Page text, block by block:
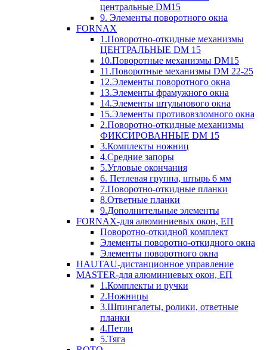
центральные DM15
9. Элементы поворотного окна
FORNAX
1.Поворотно-откидные механизмы
ЦЕНТРАЛЬНЫЕ DM 15
10.Поворотные механизмы DM15
11.Поворотные механизмы DM 22-25
12.Элементы поворотного окна
13.Элементы фрамужного окна
14.Элементы штульпового окна
15.Элементы противовзломного окна
2.Поворотно-откидные механизмы
ФИКСИРОВАННЫЕ DM 15
3.Комплекты ножниц
4.Средние запоры
5.Угловые окончания
6. Петлевая группа, штырь 6 мм
7.Поворотно-откидные планки
8.Ответные планки
9.Дополнительные элементы
FORNAX-для алюминиевых окон, ЕП
Поворотно-откидной комплект
Элементы поворотно-откидного окна
Элементы поворотного окна
HAUTAU-дистанционное управление
MASTER-для алюминиевых окон, ЕП
1.Комплекты и ручки
2.Ножницы
3.Шпингалеты, ролики, ответные
планки
4.Петли
5.Тяга